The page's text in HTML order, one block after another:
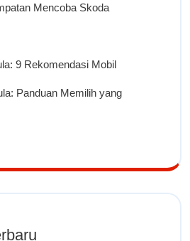
Mencoba Skoda
9 Rekomendasi Mobil
Panduan Memilih yang